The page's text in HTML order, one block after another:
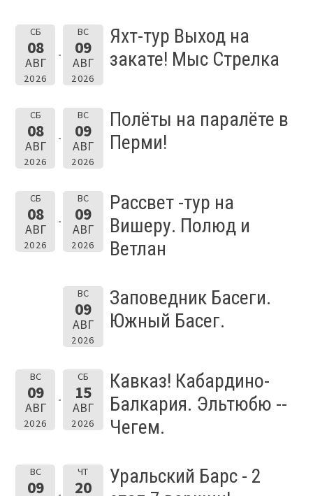
СБ
08
АВГ
2026
ВС
09
АВГ
2026
Яхт-тур Выход на
закате! Мыс Стрелка
СБ
08
АВГ
2026
ВС
09
АВГ
2026
Полёты на паралёте в
Перми!
СБ
08
АВГ
2026
ВС
09
АВГ
2026
Рассвет -тур на
Вишеру. Полюд и
Ветлан
ВС
09
АВГ
2026
Заповедник Басеги.
Южный Басег.
ВС
09
АВГ
2026
СБ
15
АВГ
2026
Кавказ! Кабардино-
Балкария. Эльтюбю --
Чегем.
ВС
09
ЧТ
20
Уральский Барс - 2